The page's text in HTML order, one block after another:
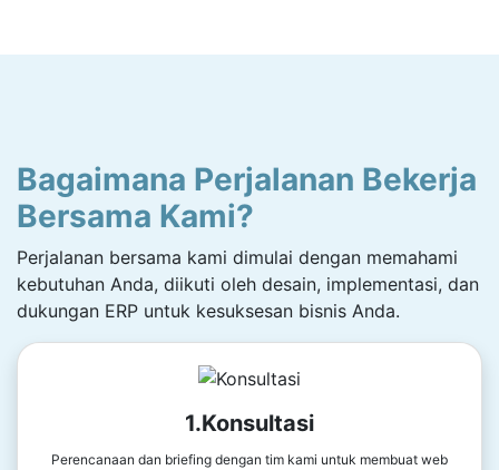
Bagaimana Perjalanan Bekerja
Bersama Kami?
Perjalanan bersama kami dimulai dengan memahami
kebutuhan Anda, diikuti oleh desain, implementasi, dan
dukungan ERP untuk kesuksesan bisnis Anda.
1.Konsultasi
Perencanaan dan briefing dengan tim kami untuk membuat web